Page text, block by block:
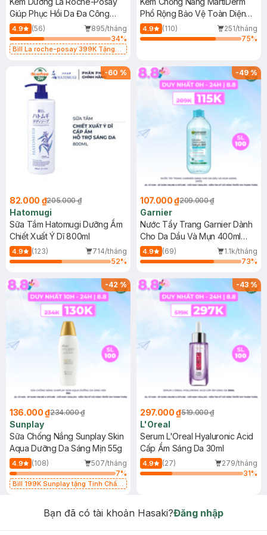
Giúp Phục Hồi Da Đa Công
Dụng 40ml
4.9 (56)
895/tháng
34%
Bill La roche-posay 399K Tặng
(SL có hạn)
Phổ Rộng Bảo Vệ Toàn Diện
40ml
4.9 (110)
251/tháng
75%
-60 %
82.000 ₫205.000 ₫
Hatomugi
Sữa Tắm Hatomugi Dưỡng Ẩm
Chiết Xuất Ý Dĩ 800ml
4.9 (123)
714/tháng
52%
-49%
107.000 ₫209.000 ₫
Garnier
Nước Tẩy Trang Garnier Dành
Cho Da Dầu Và Mụn 400ml
(Mới)
4.9 (69)
1.1k/tháng
73%
-42%
136.000 ₫234.000 ₫
Sunplay
Sữa Chống Nắng Sunplay Skin
Aqua Dưỡng Da Sáng Mịn 55g
4.9 (108)
507/tháng
7%
Bill 199K Sunplay tặng Tinh Chất
-43%
297.000 ₫519.000 ₫
L'Oreal
Serum L'Oreal Hyaluronic Acid
Cấp Ẩm Sáng Da 30ml
4.9 (27)
279/tháng
31%
Bạn đã có tài khoản Hasaki?Đăng nhập